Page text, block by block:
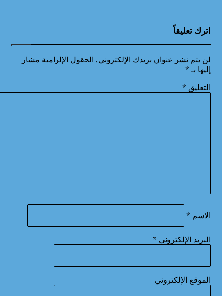
اترك تعليقاً
لن يتم نشر عنوان بريدك الإلكتروني. الحقول الإلزامية مشار
إليها بـ *
التعليق *
الاسم *
البريد الإلكتروني *
الموقع الإلكتروني